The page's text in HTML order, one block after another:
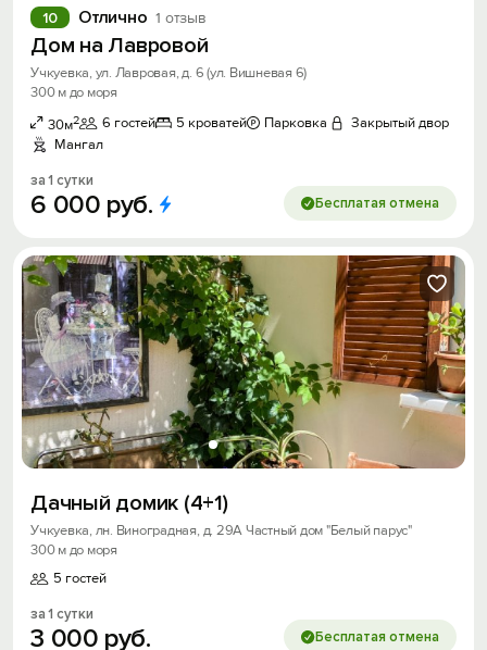
Отлично 1 отзыв
10
Дом на Лавровой
Учкуевка, ул. Лавровая, д. 6 (ул. Вишневая 6)
300 м до моря
30м2 6 гостей 5 кроватей Парковка
Закрытый двор
Мангал
за 1 сутки
6 000 руб. Бесплатая отмена
Дачный домик (4+1)
Учкуевка, лн. Виноградная, д. 29А Частный дом "Белый парус"
300 м до моря
5 гостей
за 1 сутки
3 000 руб. Бесплатая отмена